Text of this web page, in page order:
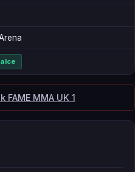
MMA UK 1